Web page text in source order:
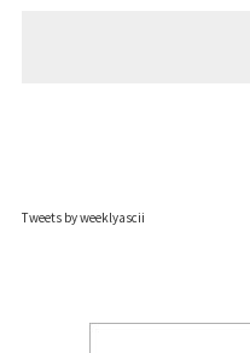
Tweets by weeklyascii